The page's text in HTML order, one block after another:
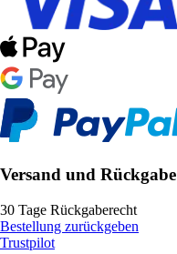
Versand und Rückgabe
30 Tage Rückgaberecht
Bestellung zurückgeben
Trustpilot